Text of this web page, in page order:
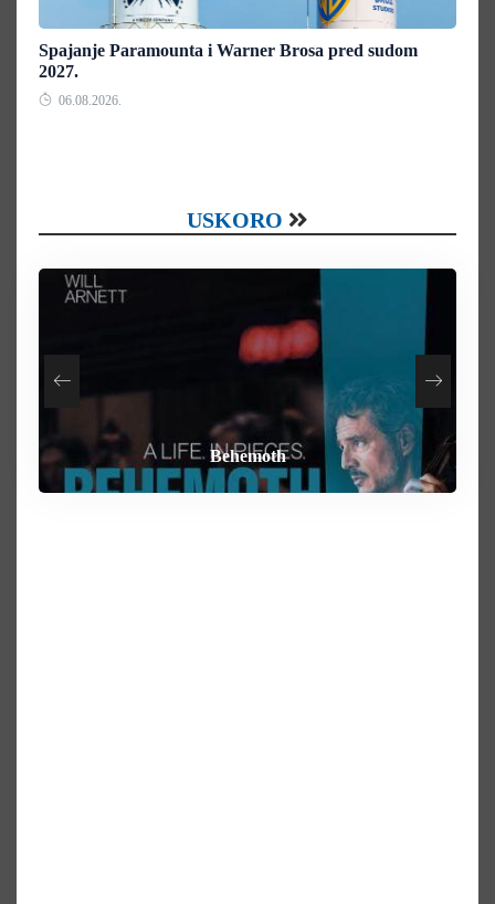
Spajanje Paramounta i Warner Brosa pred sudom
2027.
06.08.2026.
USKORO
Heart of the Beast
Behemoth
How To Rob A Bank
By Any Means